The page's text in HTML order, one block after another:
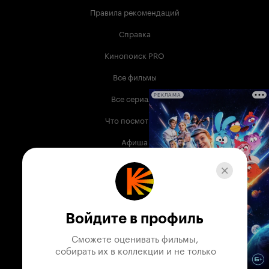
Правила рекомендаций
Справка
Кинопоиск PRO
Все фильмы
Все сериалы
Что посмотреть
Афиша
Музыка
Телепрограмма
Служба поддержки
РЕКЛАМА
Войдите в профиль
Сможете оценивать фильмы,
собирать их в коллекции и не только